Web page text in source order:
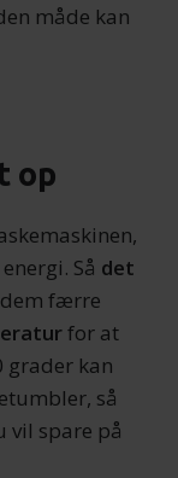
måde kan
op
Så det
færre
for at
grader kan
så
vil spare på